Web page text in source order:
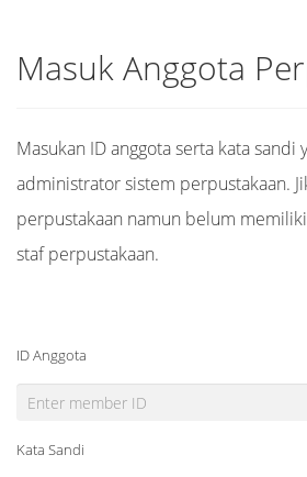
Masuk Anggota
Masukan ID anggota serta kata sandi
administrator sistem perpustakaan.
perpustakaan namun belum
staf perpustakaan.
ID Anggota
Kata Sandi